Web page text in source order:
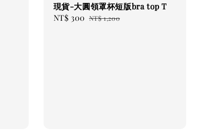
現貨-大圓領罩杯短版bra top T
Sale
NT$ 300 Regular
NT$ 1,200